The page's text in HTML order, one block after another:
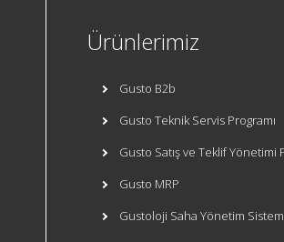
Ürünlerimiz
Gusto B2b
Gusto Teknik Servis Programı
Gusto Satış ve Teklif Yönetimi
Gusto MRP
Gustoloji Saha Yönetim